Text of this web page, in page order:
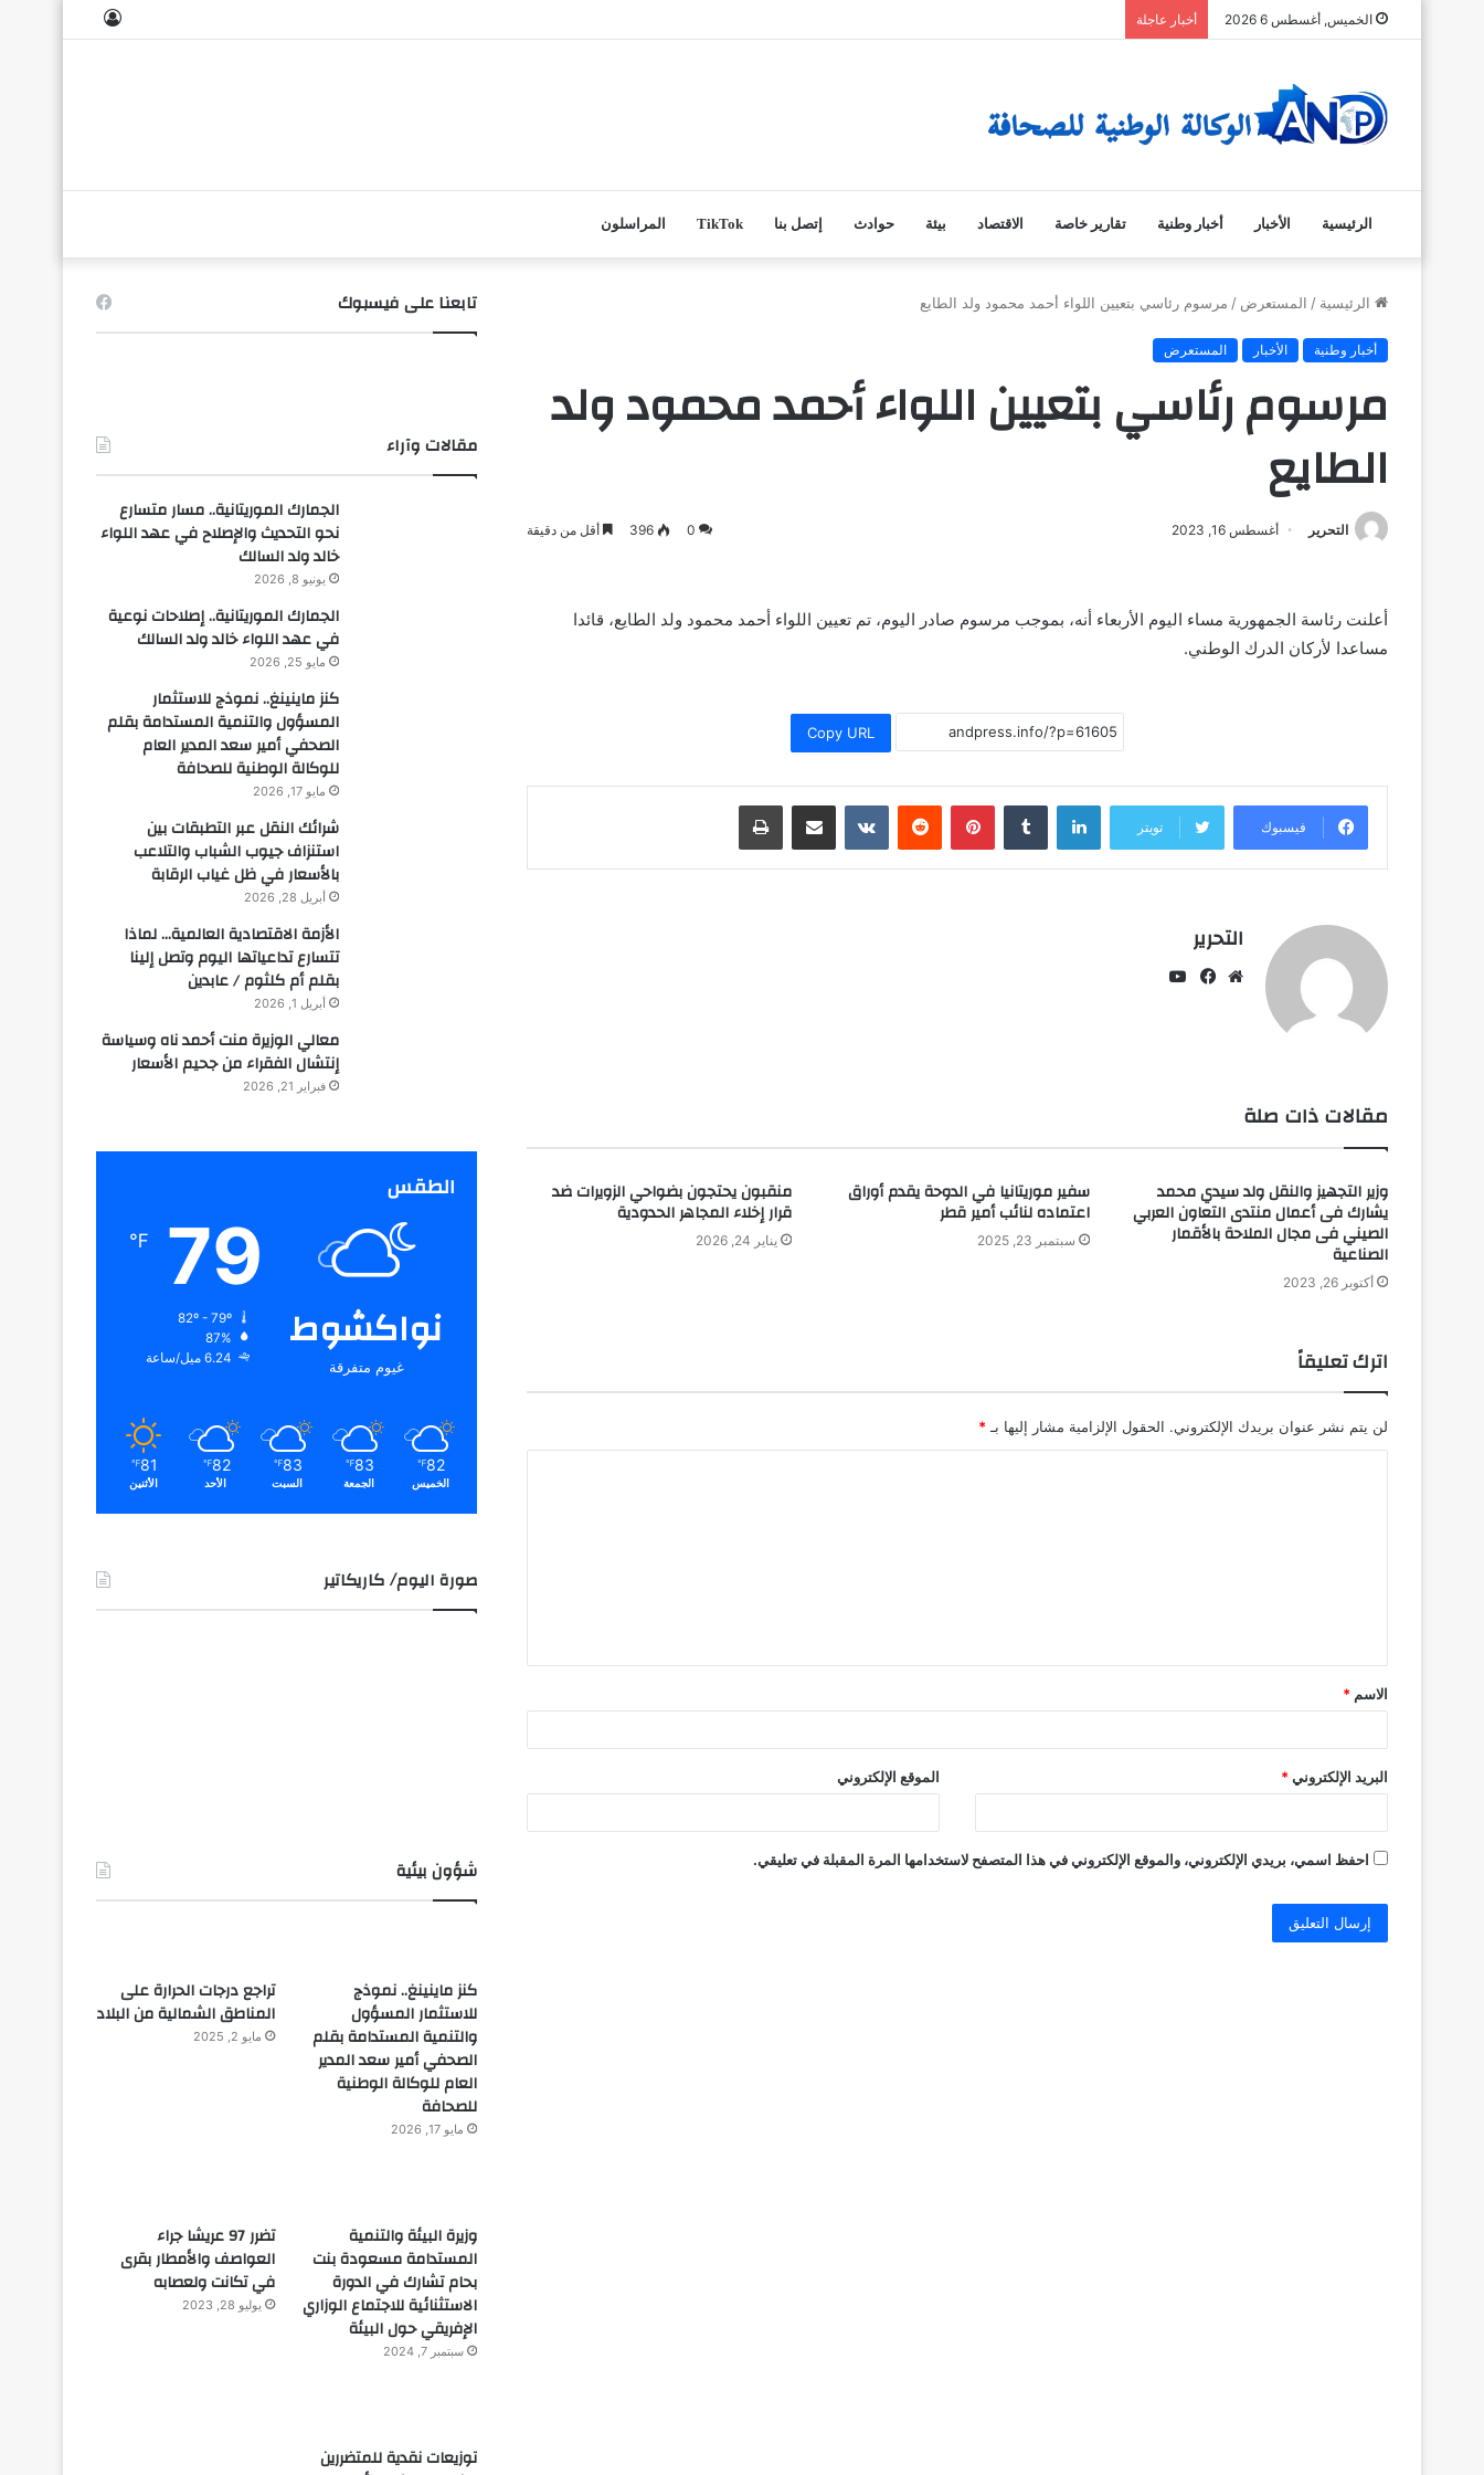
الخميس, أغسطس 6 2026 أخبار عاجلة
تسجيل
الرئيسية الأخبار أخبار وطنية تقارير خاصة الاقتصاد بيئة حوادث إتصل بنا TikTok المراسلون
الرئيسية / المستعرض / مرسوم رئاسي بتعيين اللواء أحمد محمود ولد الطايع
أخبار وطنية الأخبار المستعرض
مرسوم رئاسي بتعيين اللواء أحمد محمود ولد
الطايع
التحرير أغسطس 16, 2023 0
396 أقل من دقيقة
أعلنت رئاسة الجمهورية مساء اليوم الأربعاء أنه، بموجب مرسوم صادر اليوم، تم تعيين اللواء أحمد محمود ولد الطايع، قائدا
مساعدا لأركان الدرك الوطني.
Copy URL
فيسبوك تويتر
لينكدإن بينتيريست مشاركة عبر البريد طباعة
التحرير
مقالات ذات صلة
وزير التجهيز والنقل ولد سيدي محمد
يشارك فى أعمال منتدى التعاون العربي
الصيني فى مجال الملاحة بالأقمار
الصناعية
أكتوبر 26, 2023
سفير موريتانيا في الدوحة يقدم أوراق
اعتماده لنائب أمير قطر
سبتمبر 23, 2025
منقبون يحتجون بضواحي الزويرات ضد
قرار إخلاء المجاهر الحدودية
يناير 24, 2026
اترك تعليقاً
لن يتم نشر عنوان بريدك الإلكتروني. الحقول الإلزامية مشار إليها بـ *
ق
*
الاسم *
البريد الإلكتروني * الموقع الإلكتروني
احفظ اسمي، بريدي الإلكتروني، والموقع الإلكتروني في هذا المتصفح لاستخدامها المرة المقبلة في تعليقي.
تابعنا على فيسبوك
مقالات وآراء
الجمارك الموريتانية.. مسار متسارع
نحو التحديث والإصلاح في عهد اللواء
خالد ولد السالك
يونيو 8, 2026
الجمارك الموريتانية.. إصلاحات نوعية
في عهد اللواء خالد ولد السالك
مايو 25, 2026
كنز ماينينغ.. نموذج للاستثمار
المسؤول والتنمية المستدامة بقلم
الصحفي أمير سعد المدير العام
للوكالة الوطنية للصحافة
مايو 17, 2026
شرائك النقل عبر التطبقات بين
استنزاف جيوب الشباب والتلاعب
بالأسعار في ظل غياب الرقابة
أبريل 28, 2026
الأزمة الاقتصادية العالمية… لماذا
تتسارع تداعياتها اليوم وتصل إلينا
بقلم أم كلثوم / عابدين
أبريل 1, 2026
معالي الوزيرة منت أحمد ناه وسياسة
إنتشال الفقراء من جحيم الأسعار
فبراير 21, 2026
الطقس
نواكشوط
غيوم متفرقة
79
℉
87%
6.24 ميل/ساعة
82
℉
الخميس
83
℉
الجمعة
83
℉
السبت
82
℉
الأحد
81
℉
الأثنين
صورة اليوم/ كاريكاتير
شؤون بيئية
كنز ماينينغ.. نموذج
للاستثمار المسؤول
والتنمية المستدامة بقلم
الصحفي أمير سعد المدير
العام للوكالة الوطنية
للصحافة
مايو 17, 2026
تراجع درجات الحرارة على
المناطق الشمالية من البلاد
مايو 2, 2025
وزيرة البيئة والتنمية
المستدامة مسعودة بنت
بحام تشارك في الدورة
الاستثنائية للاجتماع الوزاري
الإفريقي حول البيئة
سبتمبر 7, 2024
تضرر 97 عريشا جراء
العواصف والأمطار بقرى
في تكانت ولعصابه
يوليو 28, 2023
توزيعات نقدية للمتضررين